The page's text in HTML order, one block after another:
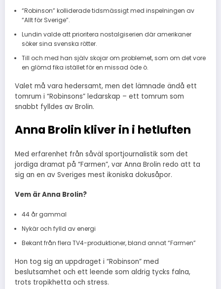
“Robinson” kolliderade tidsmässigt med inspelningen av
“Allt för Sverige”.
Lundin valde att prioritera nostalgiserien där amerikaner
söker sina svenska rötter.
Till och med han själv skojar om problemet, som om det vore
en glömd fika istället för en missad öde ö.
Valet må vara hedersamt, men det lämnade ändå ett
tomrum i “Robinsons” ledarskap – ett tomrum som
snabbt fylldes av Brolin.
Anna Brolin kliver in i hetluften
Med erfarenhet från såväl sportjournalistik som det
jordiga dramat på “Farmen”, var Anna Brolin redo att ta
sig an en av Sveriges mest ikoniska dokusåpor.
Vem är Anna Brolin?
44 år gammal
Nykär och fylld av energi
Bekant från flera TV4-produktioner, bland annat “Farmen”
Hon tog sig an uppdraget i “Robinson” med
beslutsamhet och ett leende som aldrig tycks falna,
trots tropikhetta och stress.